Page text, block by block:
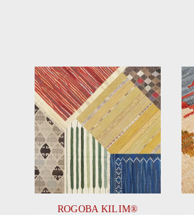
ROGOBA KILIM®